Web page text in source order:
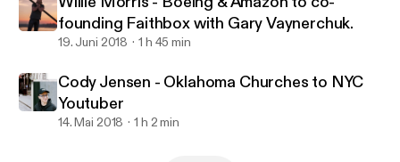
founding Faithbox with Gary Vaynerchuk.
19. Juni 2018 1 h 45 min
Cody Jensen - Oklahoma Churches to NYC
Youtuber
14. Mai 2018 1 h 2 min